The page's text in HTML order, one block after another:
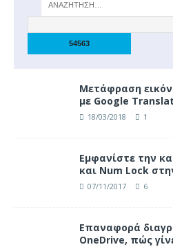
Μετάφραση
με Google
18/03/2018 1
Eμφανίστε την
και Num Lock
07/11/2017 6
Επαναφορά
OneDrive, πώς